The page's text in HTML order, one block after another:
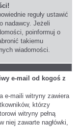
reguły ustawić
nadawcy. Jeżeli
poinformuj o
takiemu
wiadomości.
e-mail od kogoś z
e-maili witryny zawiera
którzy
witryny pełną
niej zawarte nagłówki,